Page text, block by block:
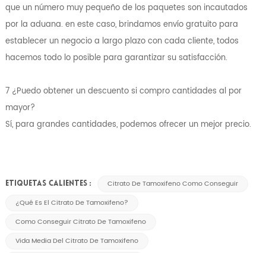
que un número muy pequeño de los paquetes son incautados
por la aduana. en este caso, brindamos envío gratuito para
establecer un negocio a largo plazo con cada cliente, todos
hacemos todo lo posible para garantizar su satisfacción.
7 ¿Puedo obtener un descuento si compro cantidades al por
mayor?
Sí, para grandes cantidades, podemos ofrecer un mejor precio.
ETIQUETAS CALIENTES :
Citrato De Tamoxifeno Como Conseguir
¿Qué Es El Citrato De Tamoxifeno?
Como Conseguir Citrato De Tamoxifeno
Vida Media Del Citrato De Tamoxifeno